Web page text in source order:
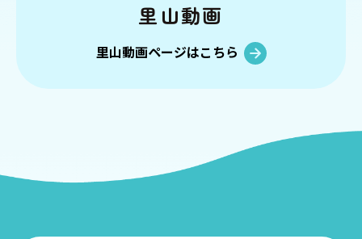
お問い合わせ 個人情報の保護
里山動画
里山動画ページはこちら